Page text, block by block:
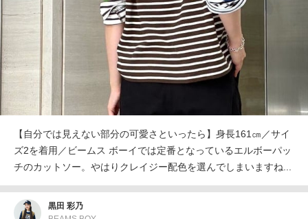
【自分では見えない部分の可愛さといったら】身長161㎝／サイ
ズ2を着用／ビームス ボーイでは定番となっているエルボーパッ
チのカットソー。やはりクレイジー配色を選んでしまいますね...
黒田 彩乃